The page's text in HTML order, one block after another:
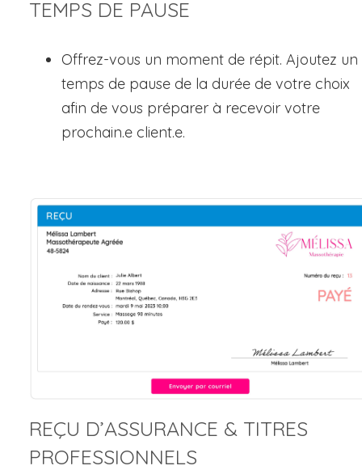
TEMPS DE PAUSE
Offrez-vous un moment de répit. Ajoutez un
temps de pause de la durée de votre choix
afin de vous préparer à recevoir votre
prochain.e client.e.
REÇU D’ASSURANCE & TITRES
PROFESSIONNELS